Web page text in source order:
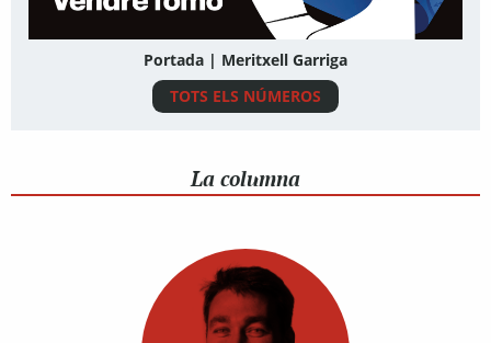
Portada | Meritxell Garriga
TOTS ELS NÚMEROS
La columna